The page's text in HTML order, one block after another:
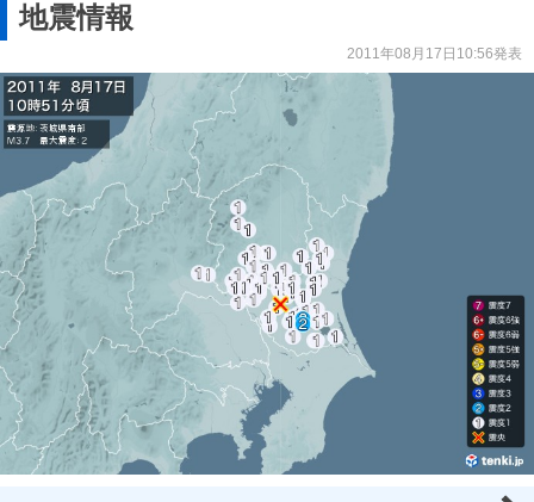
地震情報
2011年08月17日10:56発表